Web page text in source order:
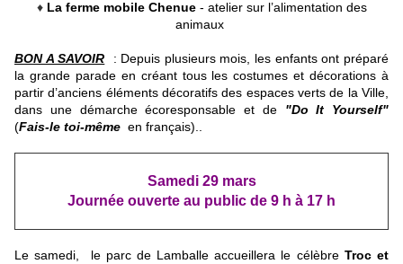
♦ La ferme mobile Chenue- atelier sur l’alimentation des
animaux
BON A SAVOIR
: Depuis plusieurs mois, les enfants ont préparé
la grande parade en créant tous les costumes et décorations à
partir d’anciens éléments décoratifs des espaces verts de la Ville,
dans une démarche écoresponsable et de
"Do It Yourself"
(Fais-le toi-même en français)..
Samedi 29 mars
Journée ouverte au public de 9 h à 17 h
Le samedi, le parc de Lamballe accueillera le célèbre Troc et